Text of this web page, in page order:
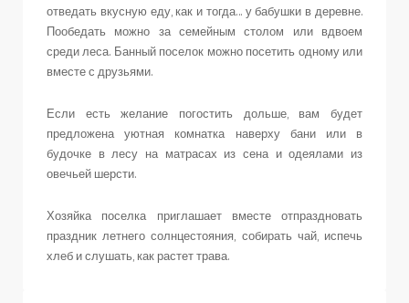
отведать вкусную еду, как и тогда… у бабушки в деревне.
Пообедать можно за семейным столом или вдвоем
среди леса. Банный поселок можно посетить одному или
вместе с друзьями.
Если есть желание погостить дольше, вам будет
предложена уютная комнатка наверху бани или в
будочке в лесу на матрасах из сена и одеялами из
овечьей шерсти.
Хозяйка поселка приглашает вместе отпраздновать
праздник летнего солнцестояния, собирать чай, испечь
хлеб и слушать, как растет трава.